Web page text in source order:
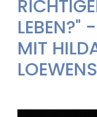
LEBEN?"
MIT